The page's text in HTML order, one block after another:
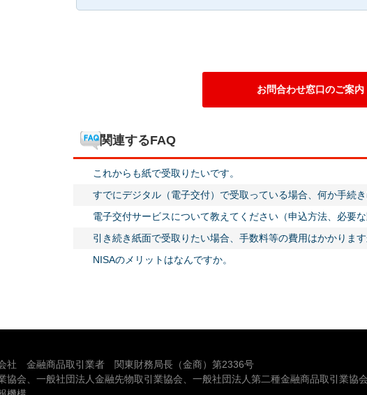
お問合わせ窓口のご案内
関連するFAQ
これからも紙で受取りたいです。
すでにデジタル（電子交付）で受取っている場合、何か手続
電子交付サービスについて教えてください（申込方法、必要な
引き続き紙面で受取りたい場合、手数料等の費用はかかります
NISAのメリットはなんですか。
社 金融商品取引業者 関東財務局長（金商）第2336号
会、一般社団法人金融先物取引業協会、一般社団法人第二種金融商品取引業協